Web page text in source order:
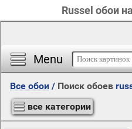
Russel обои
Menu
Все обои / Поиск обоев
все категории